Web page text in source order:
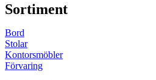
Sortiment
Bord
Stolar
Kontorsmöbler
Förvaring